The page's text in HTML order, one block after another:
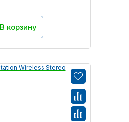
В корзину